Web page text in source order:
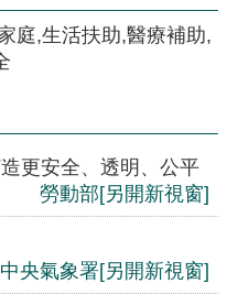
庭,生活扶助,醫療補助,
更安全、透明、公平
勞動部[另開新視窗]
央氣象署[另開新視窗]